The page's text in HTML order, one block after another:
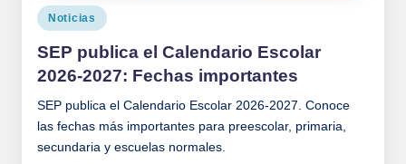
Publicado
en
Noticias
SEP publica el Calendario Escolar
2026-2027: Fechas importantes
SEP publica el Calendario Escolar 2026-2027. Conoce
las fechas más importantes para preescolar, primaria,
secundaria y escuelas normales.